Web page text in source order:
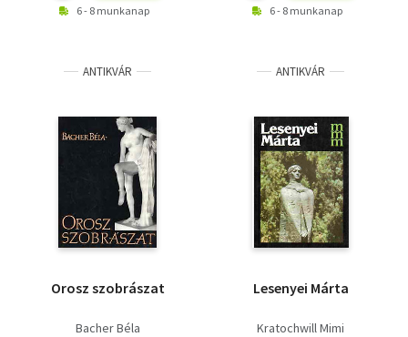
Történelem
Egyéb
6 - 8 munkanap 6 - 8 munkanap
ANTIKVÁR
Orosz szobrászat
Bacher Béla
ANTIKVÁR
Lesenyei Márta
Kratochwill Mimi